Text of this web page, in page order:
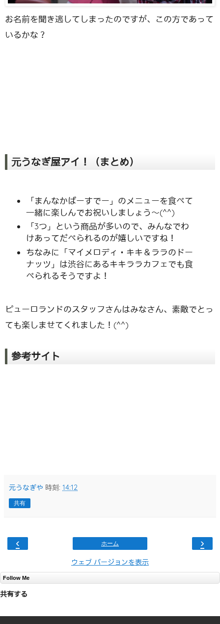
お名前を聞き逃してしまったのですが、この方であって
いるかな？
元うなぎ屋アイ！（まとめ）
「まんなかばーすでー」のメニューを食べて
一緒に楽しんでお祝いしましょう～(^^)
「3つ」という商品が多いので、みんなでわ
けあってだべられるのが嬉しいですね！
ちなみに「マイメロディ・キキ＆ララのドー
ナッツ」は渋谷にあるキキララカフェでも食
べられるそうですよ！
ピューロランドのスタッフさんはみなさん、素敵でとっ
ても楽しませてくれました！(^^)
参考サイト
元うなぎや 時刻: 14:12
共有
‹ ›
ホーム
ウェブ バージョンを表示
Follow Me
共有する